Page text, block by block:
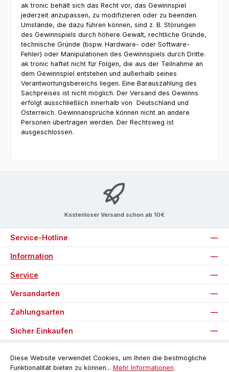
ak tronic behält sich das Recht vor, das Gewinnspiel
jederzeit anzupassen, zu modifizieren oder zu beenden.
Umstände, die dazu führen können, sind z. B. Störungen
des Gewinnspiels durch höhere Gewalt, rechtliche Gründe,
technische Gründe (bspw. Hardware- oder Software-
Fehler) oder Manipulationen des Gewinnspiels durch Dritte.
ak tronic haftet nicht für Folgen, die aus der Teilnahme an
dem Gewinnspiel entstehen und außerhalb seines
Verantwortungsbereichs liegen. Eine Barauszahlung des
Sachpreises ist nicht möglich. Der Versand des Gewinns
erfolgt ausschließlich innerhalb von Deutschland und
Österreich. Gewinnansprüche können nicht an andere
Personen übertragen werden. Der Rechtsweg ist
ausgeschlossen.
Kostenloser Versand schon ab 10€
Service-Hotline
Information
Service
Versandarten
Zahlungsarten
Sicher Einkaufen
Diese Website verwendet Cookies, um Ihnen die bestmögliche
Funktionalität bieten zu können... Mehr Informationen.